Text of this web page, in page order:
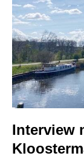
Interview